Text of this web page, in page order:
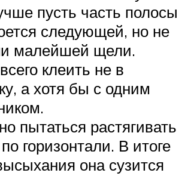
пусть часть полосы
следующей, но не
малейшей щели.
клеить не в
а хотя бы с одним
пытаться растягивать
горизонтали. В итоге
она сузится